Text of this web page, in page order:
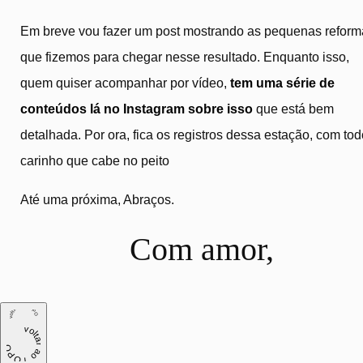
Em breve vou fazer um post mostrando as pequenas
que fizemos para chegar nesse resultado. Enquanto isso,
quem quiser acompanhar por vídeo, tem uma série de
conteúdos lá no Instagram sobre isso que está bem
detalhada. Por ora, fica os registros dessa estação, com
carinho que cabe no peito
Até uma próxima, Abraços.
Com amor,
voltar ao TOPO
voltar ao TOPO